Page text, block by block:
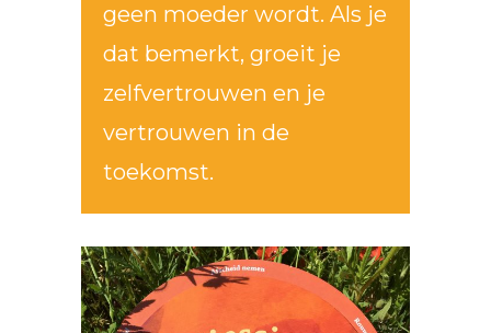
geen moeder wordt. Als je
dat bemerkt, groeit je
zelfvertrouwen en je
vertrouwen in de
toekomst.